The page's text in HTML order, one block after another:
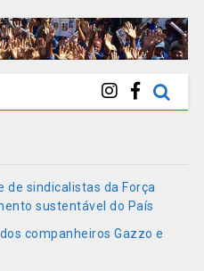
de sindicalistas da Força
sustentável do País
companheiros Gazzo e